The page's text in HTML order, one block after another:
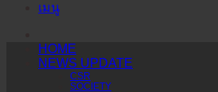
เมนู
HOME
NEWS UPDATE
CSR
SOCIETY